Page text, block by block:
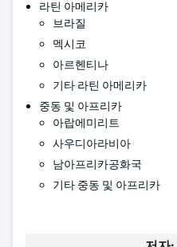
라틴 아메리카
브라질
멕시코
아르헨티나
기타 라틴 아메리카
중동 및 아프리카
아랍에미리트
사우디아라비아
남아프리카공화국
기타 중동 및 아프리카